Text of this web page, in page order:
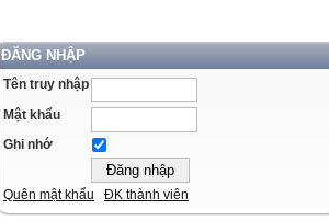
ĐĂNG NHẬP
Tên truy nhập
Mật khẩu
Ghi nhớ
Quên mật khẩu ĐK thành viên